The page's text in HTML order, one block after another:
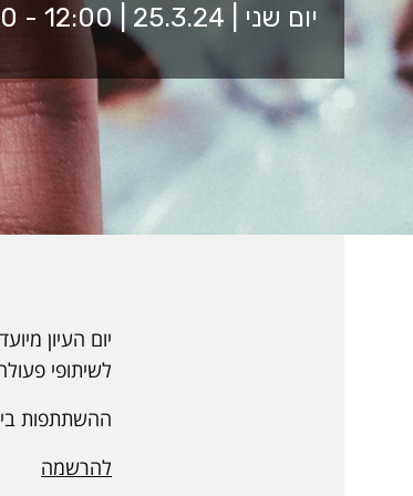
יום שני | 25.3.24 | 12:00 - 17:00 | זום
יום העיון
לשיתופי
ההשתתפות
להרשמה